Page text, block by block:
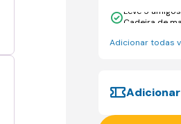
Leve 5
Cadeira de
Adicionar todas